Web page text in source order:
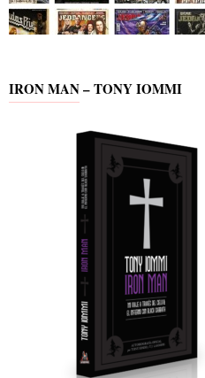
IRON MAN – TONY IOMMI